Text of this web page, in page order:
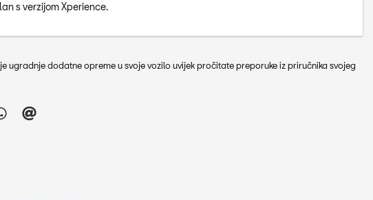
s verzijom Xperience.
ugradnje dodatne opreme u svoje vozilo uvijek pročitate preporuke iz priručnika svojeg